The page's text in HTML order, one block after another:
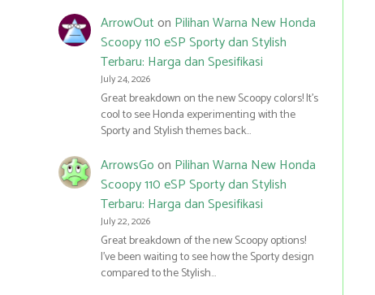
ArrowOuton Pilihan Warna New Honda
Scoopy 110 eSP Sporty dan Stylish
Terbaru: Harga dan Spesifikasi
July 24, 2026
Great breakdown on the new Scoopy colors! It’s
cool to see Honda experimenting with the
Sporty and Stylish themes back…
ArrowsGoon Pilihan Warna New Honda
Scoopy 110 eSP Sporty dan Stylish
Terbaru: Harga dan Spesifikasi
July 22, 2026
Great breakdown of the new Scoopy options!
I’ve been waiting to see how the Sporty design
compared to the Stylish…